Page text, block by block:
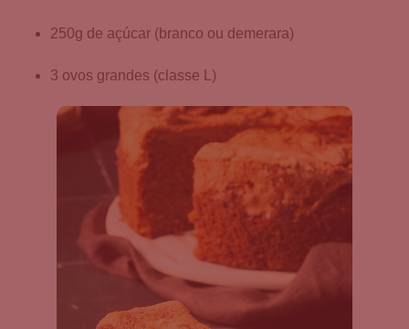
250g de açúcar (branco ou demerara)
3 ovos grandes (classe L)